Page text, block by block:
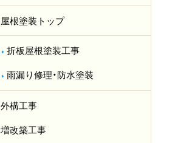
屋根塗装トップ
折板屋根塗装工事
雨漏り修理・防水塗装
外構工事
増改築工事